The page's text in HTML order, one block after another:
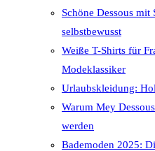
Schöne Dessous
selbstbewusst
Weiße T-Shirts für
Modeklassiker
Urlaubskleidung:
Warum Mey
werden
Bademoden 2025: